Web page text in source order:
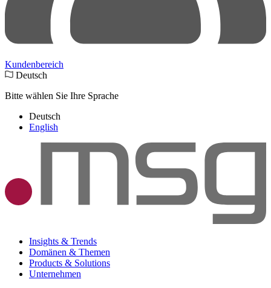
Kundenbereich
Deutsch
Bitte wählen Sie Ihre Sprache
Deutsch
English
Insights & Trends
Domänen & Themen
Products & Solutions
Unternehmen